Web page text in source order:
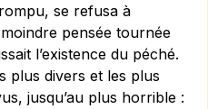
se refusa à
pensée tournée
l’existence du péché.
plus divers et les plus
jusqu’au plus horrible :